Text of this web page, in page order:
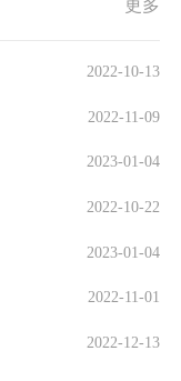
更多
2022-10-13
2022-11-09
2023-01-04
2022-10-22
2023-01-04
2022-11-01
2022-12-13